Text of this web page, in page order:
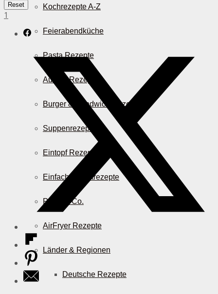
Kochrezepte A-Z
Feierabendküche
Pasta Rezepte
Auflauf Rezepte
Burger & Sandwich Rezepte
Suppenrezepte
Eintopf Rezepte
Einfache Salatrezepte
Pizza & Co.
AirFryer Rezepte
Länder & Regionen
Deutsche Rezepte
Reset
1